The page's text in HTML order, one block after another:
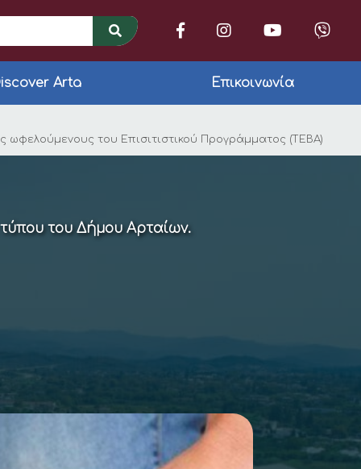
Arta Επικοινωνία
17 Ιουλίου η
ωφελούμενους του Επισιτιστικού Προγράμματος (ΤΕΒΑ)
του Δήμου Αρταίων.